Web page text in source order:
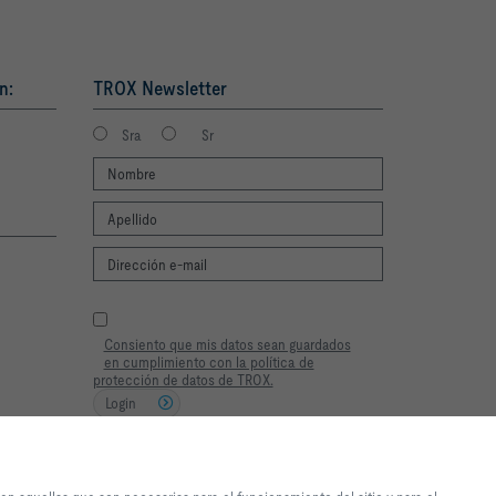
TROX Newsletter
Sra Sr
Consiento que mis datos sean guardados
en cumplimiento con la política de
protección de datos de TROX.
Login